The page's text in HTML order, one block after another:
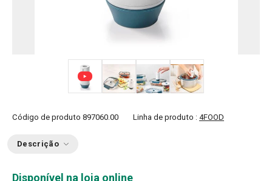
Código de produto 897060.00 Linha de produto : 4FOOD
Descrição
Disponível na loja online